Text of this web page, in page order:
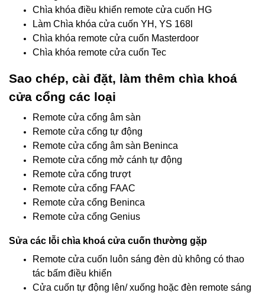
Chìa khóa điều khiển remote cửa cuốn HG
Làm Chìa khóa cửa cuốn YH, YS 168l
Chìa khóa remote cửa cuốn Masterdoor
Chìa khóa remote cửa cuốn Tec
Sao chép, cài đặt, làm thêm chìa khoá
cửa cổng các loại
Remote cửa cổng âm sàn
Remote cửa cổng tự động
Remote cửa cổng âm sàn Beninca
Remote cửa cổng mở cánh tự động
Remote cửa cổng trượt
Remote cửa cổng FAAC
Remote cửa cổng Beninca
Remote cửa cổng Genius
Sửa các lỗi chìa khoá cửa cuốn thường gặp
Remote cửa cuốn luôn sáng đèn dù không có thao
tác bấm điều khiển
Cửa cuốn tự động lên/ xuống hoặc đèn remote sáng